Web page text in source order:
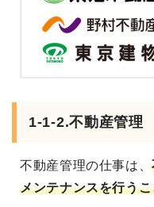
1-1-2.不動産管理
不動産管理の仕事は、
メンテナンスを行う